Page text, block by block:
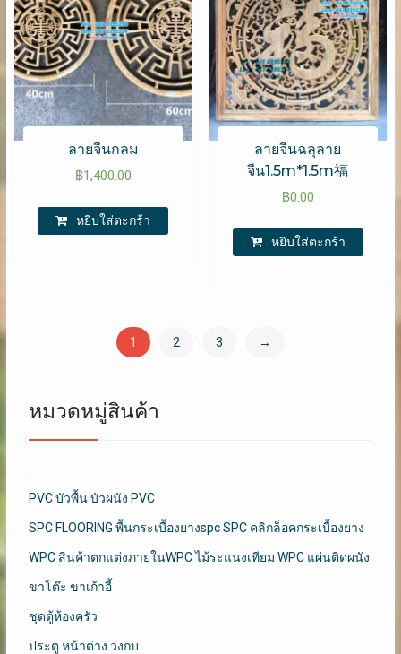
ลายจีนกลม
฿1,400.00
หยิบใส่ตะกร้า
ลายจีนฉลุลาย
จีน1.5m*1.5m福
฿0.00
หยิบใส่ตะกร้า
1 2 3 →
หมวดหมู่สินค้า
PVC บัวพื้น บัวผนัง PVC
SPC FLOORING พื้นกระเบื้องยางspc SPC คลิกล็อคกระเบื้องยาง
WPC สินค้าตกแต่งภายในWPC ไม้ระแนงเทียม WPC แผ่นติดผนัง
ขาโต๊ะ ขาเก้าอี้
ชุดตู้ห้องครัว
ประตู หน้าต่าง วงกบ